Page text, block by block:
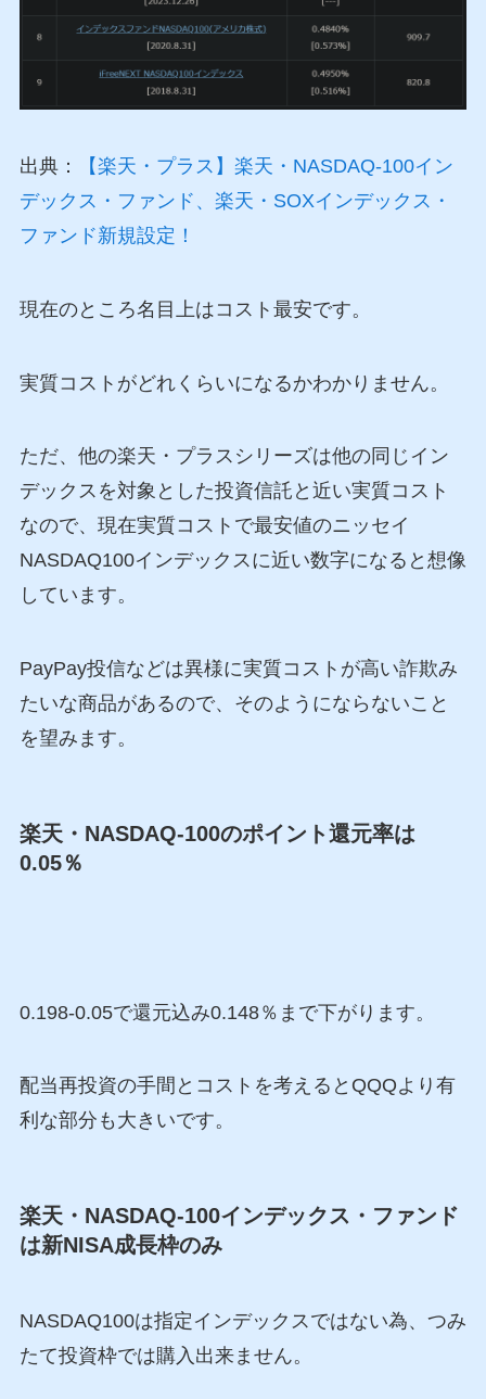
出典：
【楽天・プラス】楽天・NASDAQ-100イン
デックス・ファンド、楽天・SOXインデックス・
ファンド新規設定！
現在のところ名目上はコスト最安です。
実質コストがどれくらいになるかわかりません。
ただ、他の楽天・プラスシリーズは他の同じイン
デックスを対象とした投資信託と近い実質コスト
なので、現在実質コストで最安値のニッセイ
NASDAQ100インデックスに近い数字になると想像
しています。
PayPay投信などは異様に実質コストが高い詐欺み
たいな商品があるので、そのようにならないこと
を望みます。
楽天・NASDAQ-100のポイント還元率は
0.05％
0.198-0.05で還元込み0.148％まで下がります。
配当再投資の手間とコストを考えるとQQQより有
利な部分も大きいです。
楽天・NASDAQ-100インデックス・ファンド
は新NISA成長枠のみ
NASDAQ100は指定インデックスではない為、つみ
たて投資枠では購入出来ません。